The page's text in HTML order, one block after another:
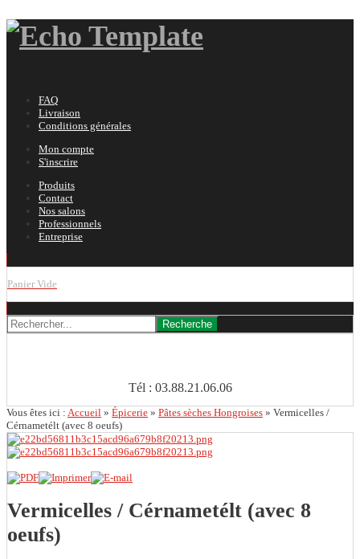
FAQ
Livraison
Conditions générales
Mon compte
S'inscrire
Produits
Contact
Nos salons
Professionnels
Entreprise
Panier Vide
Tél : 03.88.21.06.06
Vous êtes ici : Accueil » Épicerie » Pâtes sèches Hongroises » Vermicelles /
Cérnametélt (avec 8 oeufs)
Vermicelles / Cérnametélt (avec 8
oeufs)